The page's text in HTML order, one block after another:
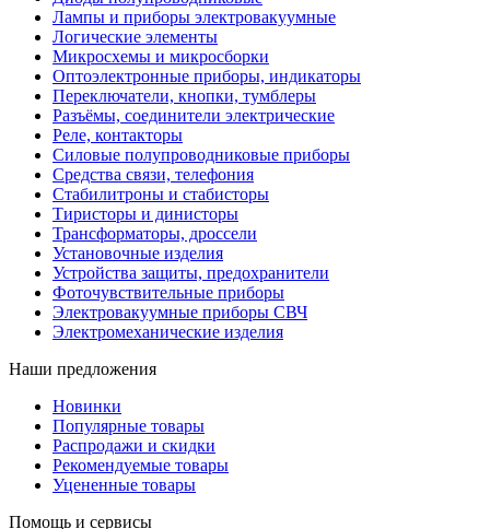
Лампы и приборы электровакуумные
Логические элементы
Микросхемы и микросборки
Оптоэлектронные приборы, индикаторы
Переключатели, кнопки, тумблеры
Разъёмы, соединители электрические
Реле, контакторы
Силовые полупроводниковые приборы
Средства связи, телефония
Стабилитроны и стабисторы
Тиристоры и динисторы
Трансформаторы, дроссели
Установочные изделия
Устройства защиты, предохранители
Фоточувствительные приборы
Электровакуумные приборы СВЧ
Электромеханические изделия
Наши предложения
Новинки
Популярные товары
Распродажи и скидки
Рекомендуемые товары
Уцененные товары
Помощь и сервисы